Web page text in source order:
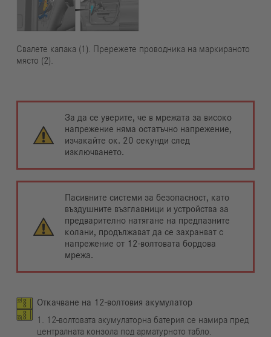
Свалете капака (1). Прережете проводника на маркираното
място (2).
За да се уверите, че в мрежата за високо
напрежение няма остатъчно напрежение,
изчакайте ок. 20 секунди след
изключването.
Пасивните системи за безопасност, като
въздушните възглавници и устройства за
предварително натягане на предпазните
колани, продължават да се захранват с
напрежение от 12-волтовата бордова
мрежа.
Откачване на 12-волтовия акумулатор
1. 12-волтовата акумулаторна батерия се намира пред
централната конзола под арматурното табло.